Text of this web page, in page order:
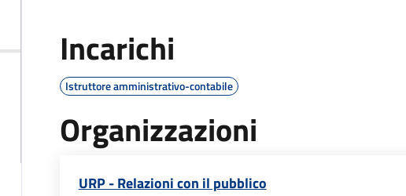
Incarichi
Istruttore amministrativo-contabile
Organizzazioni
URP - Relazioni con il pubblico